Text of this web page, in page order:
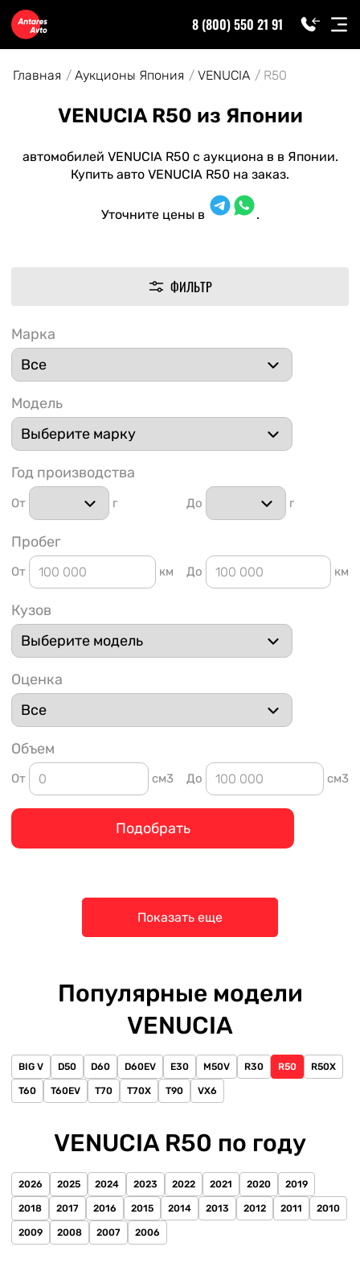
91
8 (800) 550 21 91
Главная Аукционы Япония VENUCIA R50
VENUCIA R50 из Японии
автомобилей VENUCIA R50 с аукциона в в Японии.
Купить авто VENUCIA R50 на заказ.
Уточните цены в .
ФИЛЬТР
Марка
Модель
Год производства
От г До г
Пробег
От км До км
Кузов
Оценка
Объем
От см3 До см3
Подобрать
Показать еще
Популярные модели
VENUCIA
BIG V D50 D60 D60EV E30 M50V R30 R50 R50X
T60 T60EV T70 T70X T90 VX6
VENUCIA R50 по году
2026 2025 2024 2023 2022 2021 2020 2019
2018 2017 2016 2015 2014 2013 2012 2011 2010
2009 2008 2007 2006